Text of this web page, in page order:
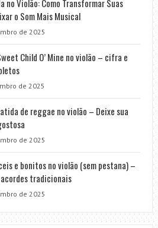
no Violão: Como Transformar Suas
o Som Mais Musical
de 2025
Child O’ Mine no violão – cifra e
de 2025
de reggae no violão – Deixe sua
de 2025
e bonitos no violão (sem pestana) –
tradicionais
de 2025